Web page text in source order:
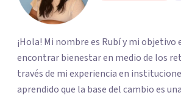
¡Hola! Mi nombre es Rubí y mi objetivo
encontrar bienestar en medio de los
través de mi experiencia en
aprendido que la base del cambio es